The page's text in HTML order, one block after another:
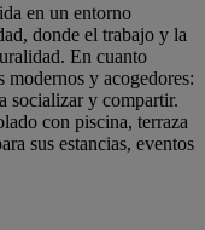
en un entorno
donde el trabajo y la
En cuanto
modernos y acogedores:
socializar y compartir.
con piscina, terraza
sus estancias, eventos